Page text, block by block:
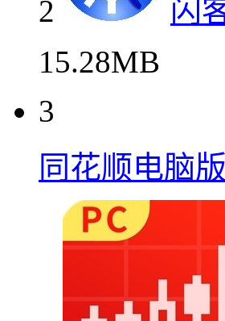
2
闪
15.28MB
3
同花顺电脑